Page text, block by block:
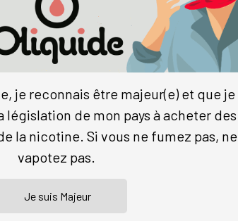
+Infos
je reconnais être majeur(e) et que je
législation de mon pays à acheter des
la nicotine. Si vous ne fumez pas, ne
vapotez pas.